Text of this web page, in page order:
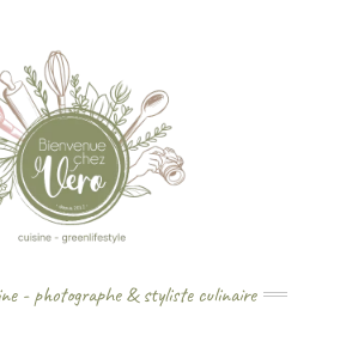
- photographe & styliste culinaire